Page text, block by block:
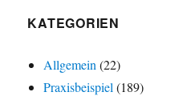
KATEGORIEN
Allgemein (22)
Praxisbeispiel (189)